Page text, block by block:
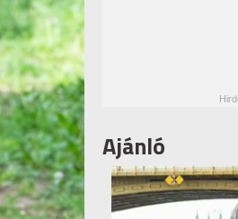
Ajánló